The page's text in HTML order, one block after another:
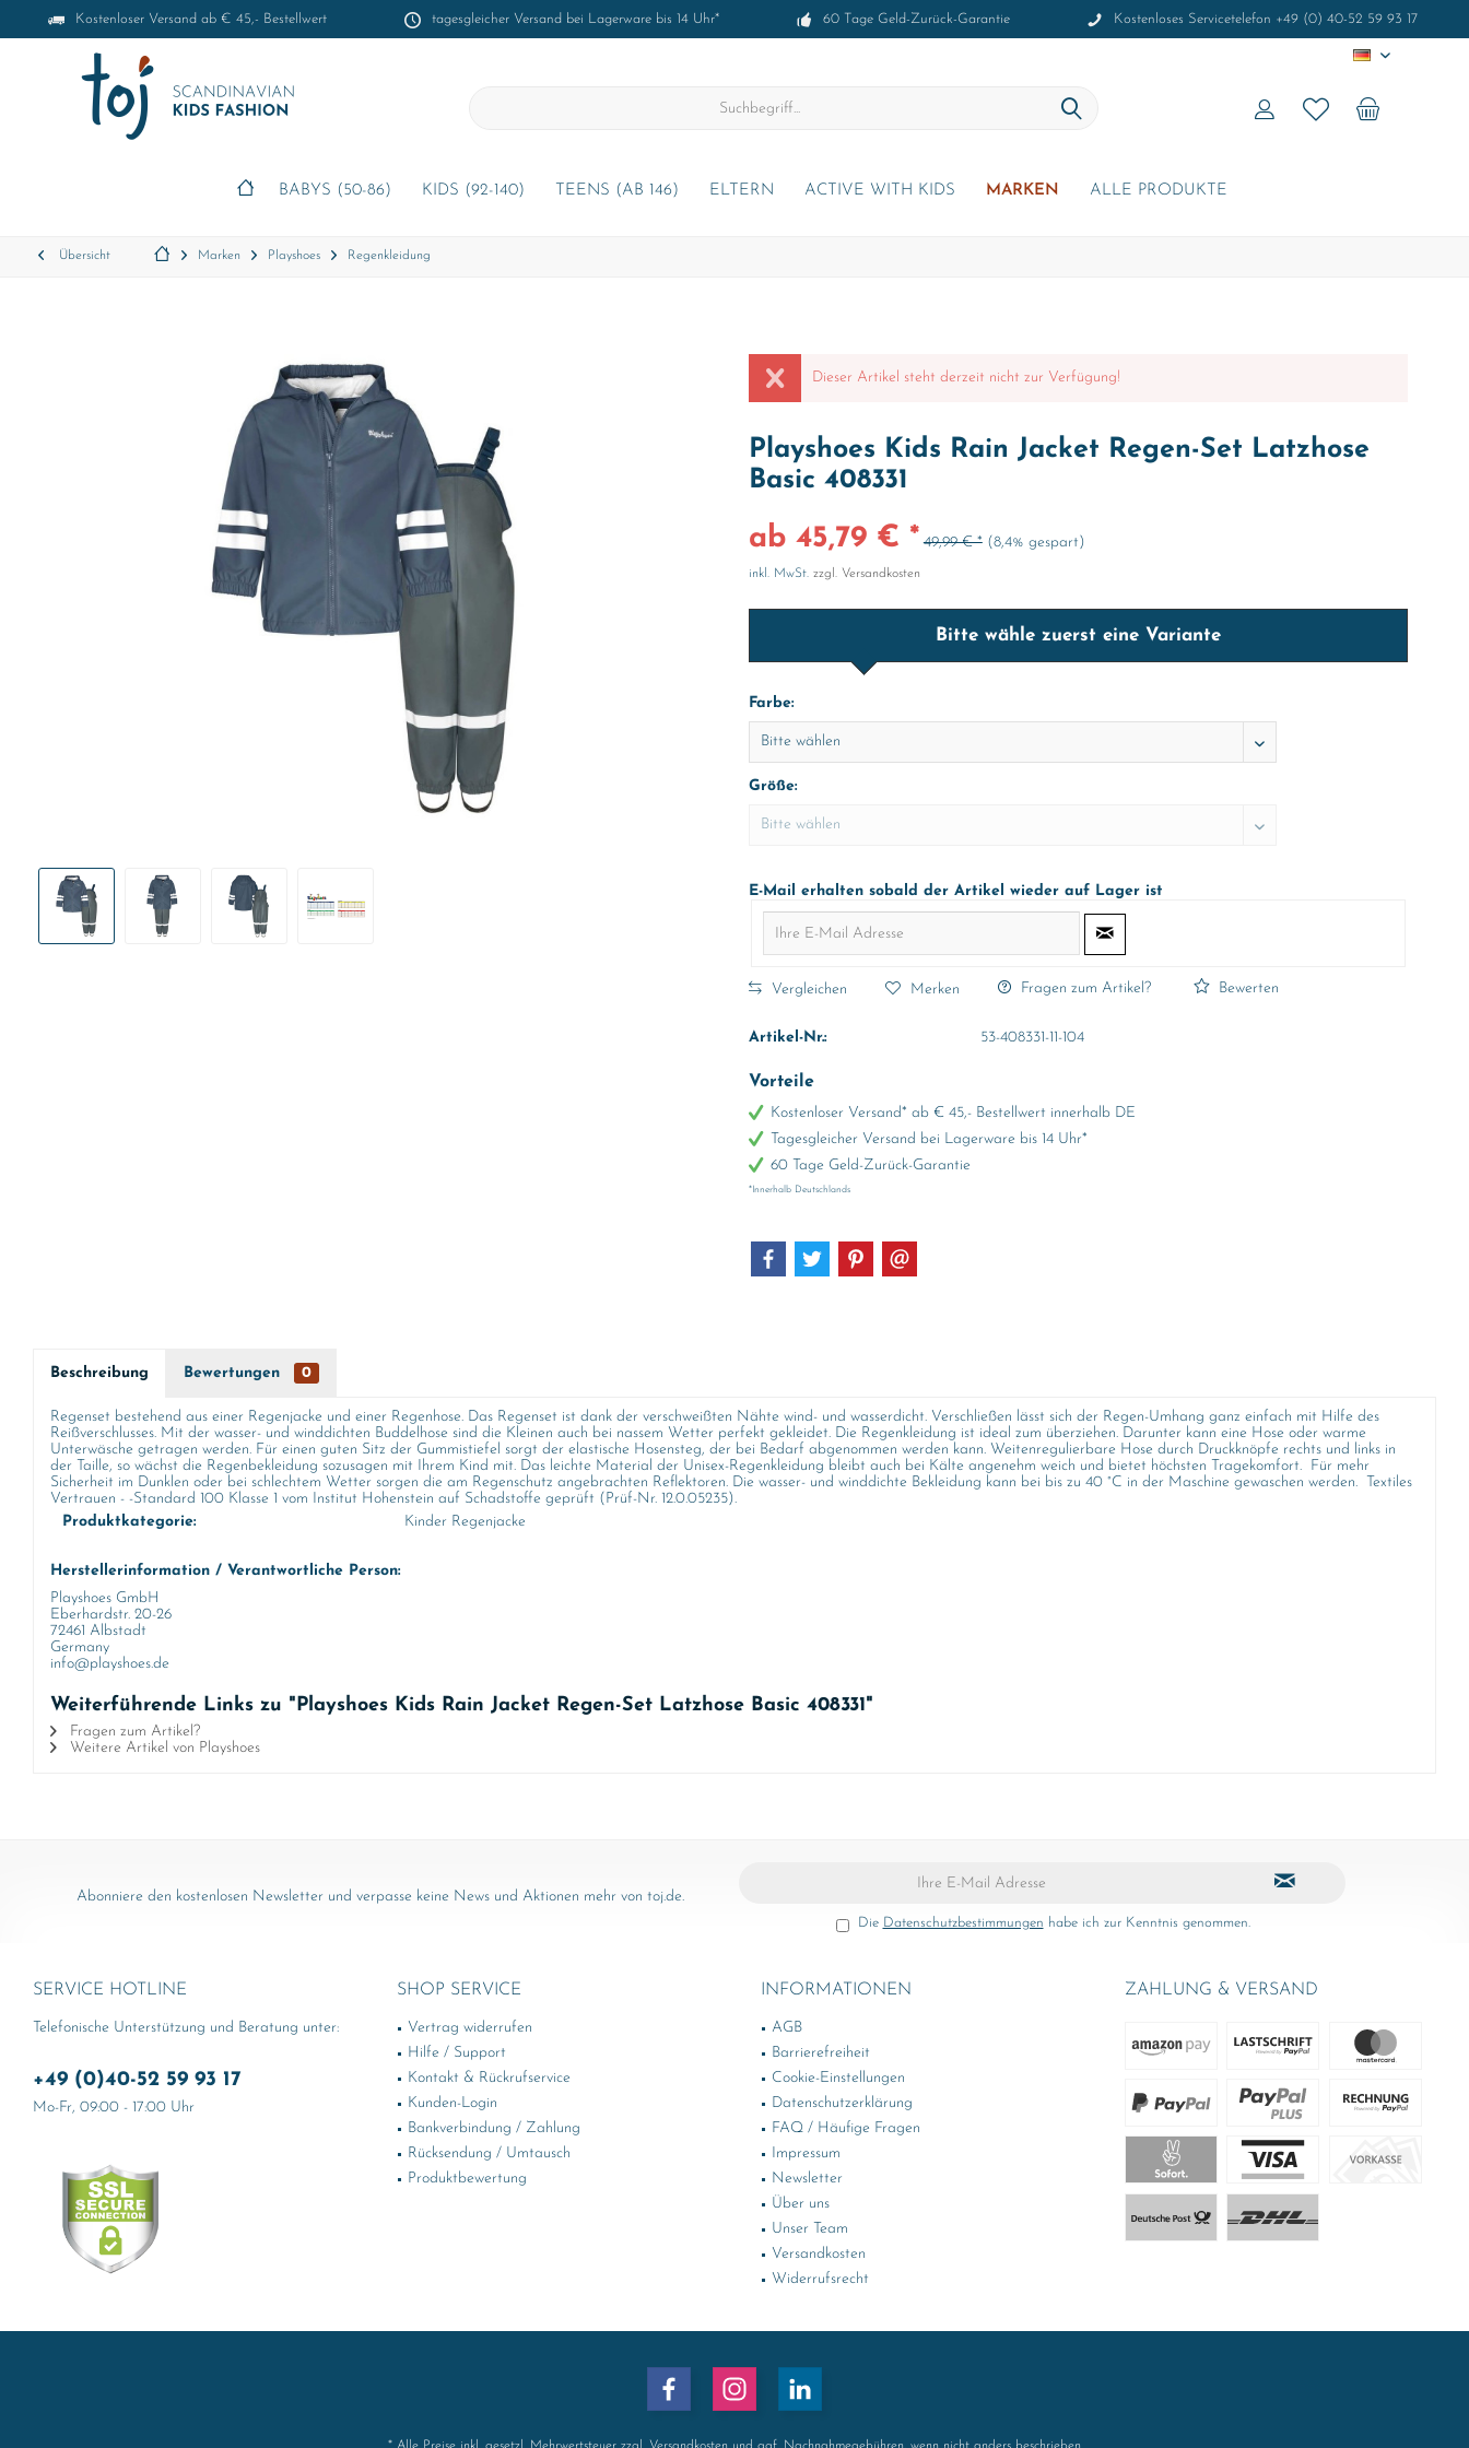
Kostenloser Versand ab € 45,- Bestellwert tagesgleicher Versand bei Lagerware bis 14 Uhr* 60 Tage Geld-Zurück-Garantie Kostenloses Servicetelefon +49 (0) 40-52 59 93 17
DE
BABYS (50-86) KIDS (92-140) TEENS (AB 146) ELTERN ACTIVE WITH KIDS MARKEN ALLE PRODUKTE
Übersicht Marken Playshoes Regenkleidung
Dieser Artikel steht derzeit nicht zur Verfügung!
Playshoes Kids Rain Jacket Regen-Set Latzhose
Basic 408331
ab 45,79 € * 49,99 € * (8,4% gespart)
inkl. MwSt. zzgl. Versandkosten
Bitte wähle zuerst eine Variante
Farbe:
Größe:
E-Mail erhalten sobald der Artikel wieder auf Lager ist
Vergleichen Merken Fragen zum Artikel? Bewerten
Artikel-Nr.: 53-408331-11-104
Vorteile
Kostenloser Versand* ab € 45,- Bestellwert innerhalb DE
Tagesgleicher Versand bei Lagerware bis 14 Uhr*
60 Tage Geld-Zurück-Garantie
*Innerhalb Deutschlands
Beschreibung Bewertungen 0
Regenset bestehend aus einer Regenjacke und einer Regenhose. Das Regenset ist dank der verschweißten Nähte wind- und wasserdicht. Verschließen lässt sich der Regen-Umhang ganz einfach mit Hilfe des
Reißverschlusses. Mit der wasser- und winddichten Buddelhose sind die Kleinen auch bei nassem Wetter perfekt gekleidet. Die Regenkleidung ist ideal zum überziehen. Darunter kann eine Hose oder warme
Unterwäsche getragen werden. Für einen guten Sitz der Gummistiefel sorgt der elastische Hosensteg, der bei Bedarf abgenommen werden kann. Weitenregulierbare Hose durch Druckknöpfe rechts und links in
der Taille, so wächst die Regenbekleidung sozusagen mit Ihrem Kind mit. Das leichte Material der Unisex-Regenkleidung bleibt auch bei Kälte angenehm weich und bietet höchsten Tragekomfort. Für mehr
Sicherheit im Dunklen oder bei schlechtem Wetter sorgen die am Regenschutz angebrachten Reflektoren. Die wasser- und winddichte Bekleidung kann bei bis zu 40 °C in der Maschine gewaschen werden. Textiles
Vertrauen - -Standard 100 Klasse 1 vom Institut Hohenstein auf Schadstoffe geprüft (Prüf-Nr. 12.0.05235).
Produktkategorie:
Kinder Regenjacke
Herstellerinformation / Verantwortliche Person:
Playshoes GmbH
Eberhardstr. 20-26
72461 Albstadt
Germany
info@playshoes.de
Weiterführende Links zu "Playshoes Kids Rain Jacket Regen-Set Latzhose Basic 408331"
Fragen zum Artikel?
Weitere Artikel von Playshoes
Abonniere den kostenlosen Newsletter und verpasse keine News und Aktionen mehr von toj.de.
Die Datenschutzbestimmungen habe ich zur Kenntnis genommen.
SERVICE HOTLINE
Telefonische Unterstützung und Beratung unter:
+49 (0)40-52 59 93 17
Mo-Fr, 09:00 - 17:00 Uhr
SHOP SERVICE
Vertrag widerrufen
Hilfe / Support
Kontakt & Rückrufservice
Kunden-Login
Bankverbindung / Zahlung
Rücksendung / Umtausch
Produktbewertung
INFORMATIONEN
AGB
Barrierefreiheit
Cookie-Einstellungen
Datenschutzerklärung
FAQ / Häufige Fragen
Impressum
Newsletter
Über uns
Unser Team
Versandkosten
Widerrufsrecht
ZAHLUNG & VERSAND